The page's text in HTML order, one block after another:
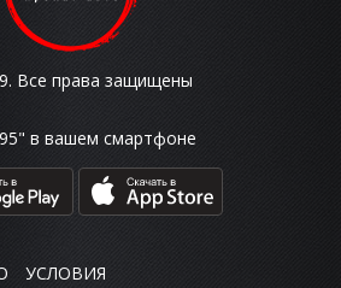
Все права защищены
в вашем смартфоне
УСЛОВИЯ